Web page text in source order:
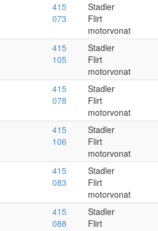
415
073
Stadler
Flirt
motorvonat
415
105
Stadler
Flirt
motorvonat
415
078
Stadler
Flirt
motorvonat
415
106
Stadler
Flirt
motorvonat
415
083
Stadler
Flirt
motorvonat
415
088
Stadler
Flirt